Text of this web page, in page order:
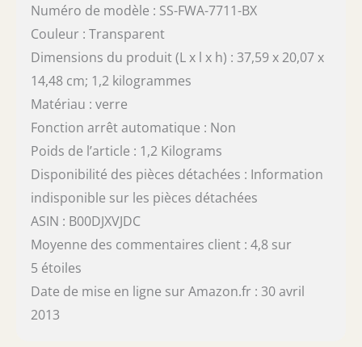
Numéro de modèle : SS-FWA-7711-BX
Couleur : Transparent
Dimensions du produit (L x l x h) : 37,59 x 20,07 x
14,48 cm; 1,2 kilogrammes
Matériau : verre
Fonction arrêt automatique : Non
Poids de l’article : 1,2 Kilograms
Disponibilité des pièces détachées : Information
indisponible sur les pièces détachées
ASIN : B00DJXVJDC
Moyenne des commentaires client : 4,8 sur
5 étoiles
Date de mise en ligne sur Amazon.fr : 30 avril
2013